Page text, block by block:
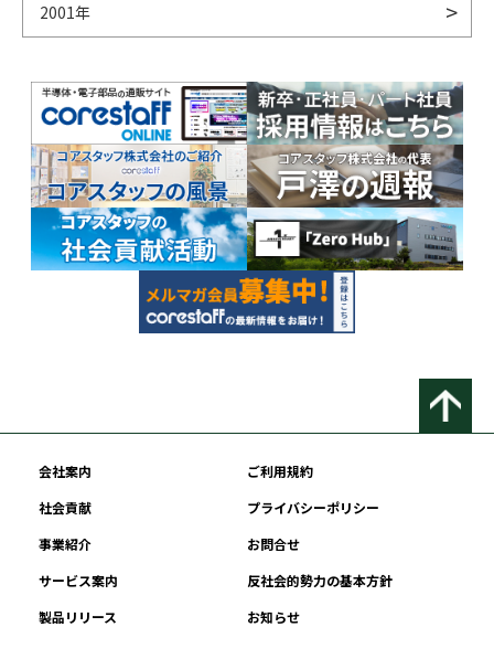
2001年
会社案内
ご利用規約
社会貢献
プライバシーポリシー
事業紹介
お問合せ
サービス案内
反社会的勢力の基本方針
製品リリース
お知らせ